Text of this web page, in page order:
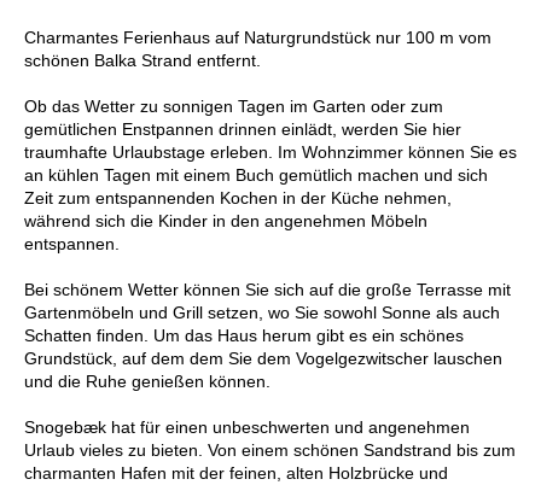
Charmantes Ferienhaus auf Naturgrundstück nur 100 m vom
schönen Balka Strand entfernt.
Ob das Wetter zu sonnigen Tagen im Garten oder zum
gemütlichen Enstpannen drinnen einlädt, werden Sie hier
traumhafte Urlaubstage erleben. Im Wohnzimmer können Sie es
an kühlen Tagen mit einem Buch gemütlich machen und sich
Zeit zum entspannenden Kochen in der Küche nehmen,
während sich die Kinder in den angenehmen Möbeln
entspannen.
Bei schönem Wetter können Sie sich auf die große Terrasse mit
Gartenmöbeln und Grill setzen, wo Sie sowohl Sonne als auch
Schatten finden. Um das Haus herum gibt es ein schönes
Grundstück, auf dem dem Sie dem Vogelgezwitscher lauschen
und die Ruhe genießen können.
Snogebæk hat für einen unbeschwerten und angenehmen
Urlaub vieles zu bieten. Von einem schönen Sandstrand bis zum
charmanten Hafen mit der feinen, alten Holzbrücke und